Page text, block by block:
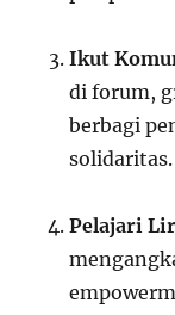
Ikut
di forum,
berbagi
solidaritas.
Pelajari